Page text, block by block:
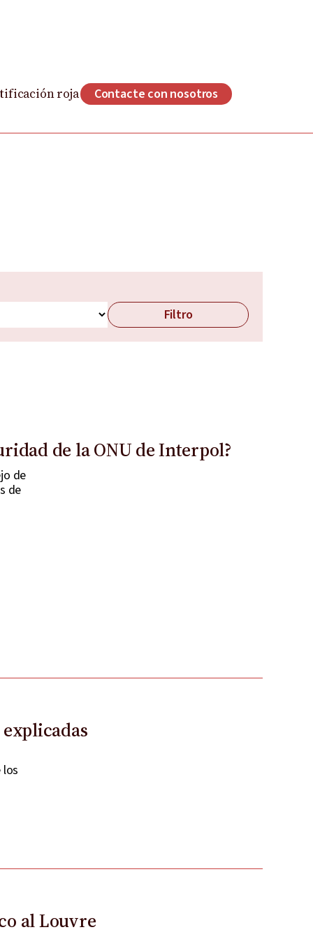
roja Contacte con nosotros
Filtro
de la ONU de Interpol?
de
de
al Louvre